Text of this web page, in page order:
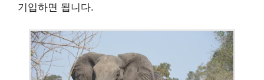
기입하면 됩니다.